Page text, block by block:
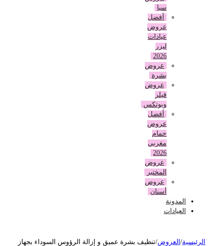
أفضل
عروض
عيادات
عروض
بشرة
عروض
وبوتكس
أفضل
عروض
حمام
مغربي
عروض
المختبر
عروض
أسنان
المدونة
العيادات
/العروض تنظيف بشرة عميق و إزالة الرؤوس السوداء بجهاز